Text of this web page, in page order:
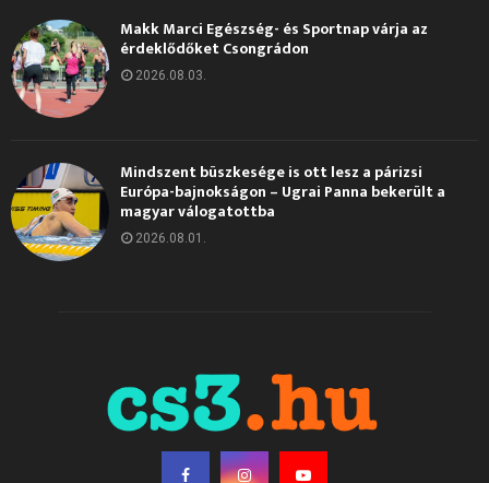
Makk Marci Egészség- és Sportnap várja az
érdeklődőket Csongrádon
2026.08.03.
Mindszent büszkesége is ott lesz a párizsi
Európa-bajnokságon – Ugrai Panna bekerült a
magyar válogatottba
2026.08.01.